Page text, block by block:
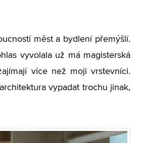
měst a bydlení přemýšlí.
vyvolala už má magisterská
více než moji vrstevníci.
vypadat trochu jinak,